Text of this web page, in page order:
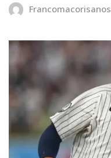
Francomacorisanos